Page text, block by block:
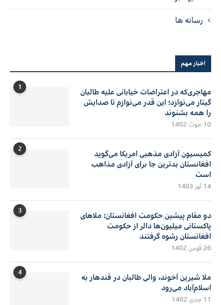
رسانه ها
اخبار مهم
1
مهاجری‌که در اعتراضات خیابانی علیه طالبان
گیتار می‌نوازد؛ این قدر می‌نوازم تا صدایش
را همه بشنوند
10 حوت 1402
2
کمیسیون آزادی مذهبی امریکا می‌گوید
افغانستان بدترین جا برای آزادی مذاهب
است
14 ثور 1403
3
دو مقام پیشین حکومت افغانستان: ملاهای
پاکستانی میلیون‌ها دالر از حکومت
افغانستان رشوه گرفتند
26 قوس 1402
4
ملا شیرین آخوند، والی طالبان در قندهار به
اسلام‌آباد می‌رود
11 جدی 1402